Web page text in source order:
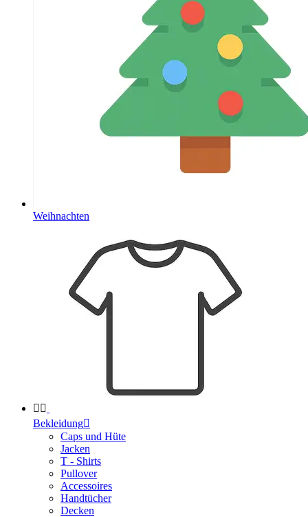
Weihnachten
 
Bekleidung
Caps und Hüte
Jacken
T - Shirts
Pullover
Accessoires
Handtücher
Decken